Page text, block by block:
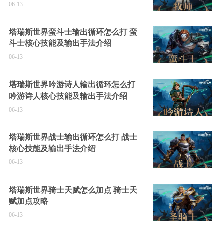
06-13
塔瑞斯世界蛮斗士输出循环怎么打 蛮
斗士核心技能及输出手法介绍
06-13
塔瑞斯世界吟游诗人输出循环怎么打
吟游诗人核心技能及输出手法介绍
06-13
塔瑞斯世界战士输出循环怎么打 战士
核心技能及输出手法介绍
06-13
塔瑞斯世界骑士天赋怎么加点 骑士天
赋加点攻略
06-13